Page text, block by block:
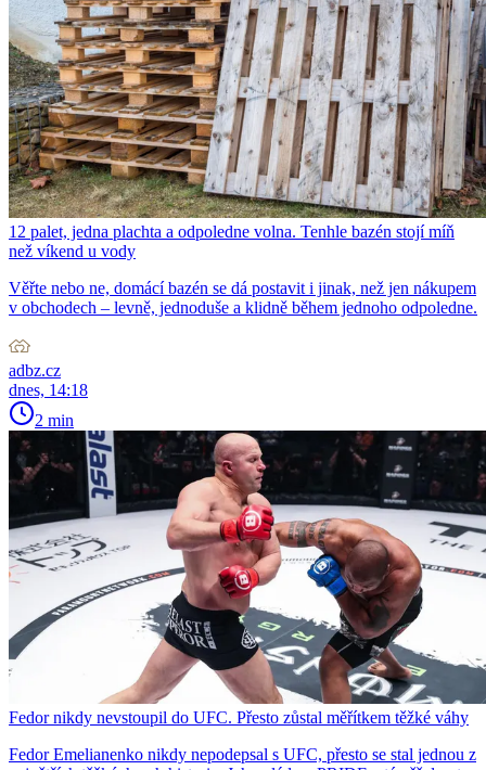
12 palet, jedna plachta a odpoledne volna. Tenhle bazén stojí míň
než víkend u vody
Věřte nebo ne, domácí bazén se dá postavit i jinak, než jen nákupem
v obchodech – levně, jednoduše a klidně během jednoho odpoledne.
adbz.cz
dnes, 14:18
2 min
Fedor nikdy nevstoupil do UFC. Přesto zůstal měřítkem těžké váhy
Fedor Emelianenko nikdy nepodepsal s UFC, přesto se stal jednou z